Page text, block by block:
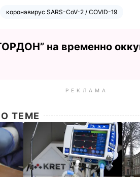
коронавирус SARS-CoV-2 / COVID-19
на временно
РЕКЛАМА
ТЕМЕ